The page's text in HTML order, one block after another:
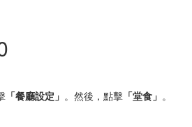
「餐廳設定」 。然後，點擊 「堂食」 。